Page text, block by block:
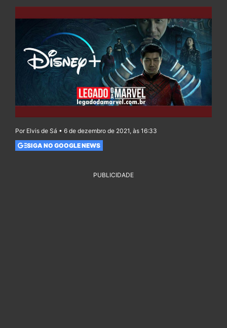
Por Elvis de Sá • 6 de dezembro de 2021, às 16:33
SIGA NO GOOGLE NEWS
PUBLICIDADE